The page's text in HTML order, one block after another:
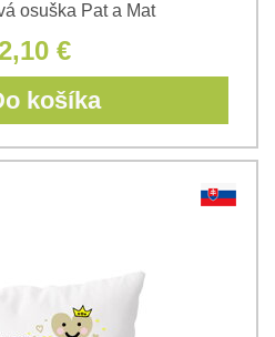
osuška Pat a Mat
€
košíka